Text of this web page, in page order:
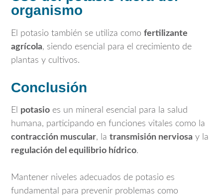
organismo
El potasio también se utiliza como fertilizante
agrícola, siendo esencial para el crecimiento de
plantas y cultivos.
Conclusión
El potasio es un mineral esencial para la salud
humana, participando en funciones vitales como la
contracción muscular, la transmisión nerviosa y la
regulación del equilibrio hídrico.
Mantener niveles adecuados de potasio es
fundamental para prevenir problemas como